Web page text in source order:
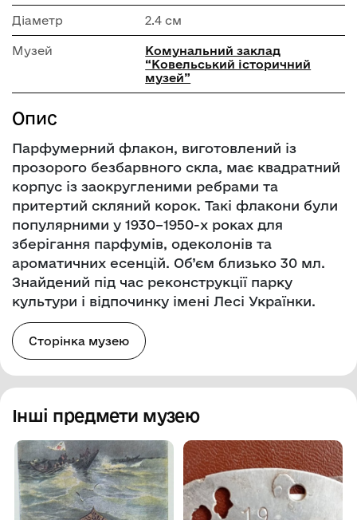
Діаметр 2.4 см
Музей
Комунальний заклад
“Ковельський історичний
музей”
Опис
Парфумерний флакон, виготовлений із
прозорого безбарвного скла, має квадратний
корпус із заокругленими ребрами та
притертий скляний корок. Такі флакони були
популярними у 1930–1950-х роках для
зберігання парфумів, одеколонів та
ароматичних есенцій. Об’єм близько 30 мл.
Знайдений під час реконструкції парку
культури і відпочинку імені Лесі Українки.
Сторінка музею
Інші предмети музею